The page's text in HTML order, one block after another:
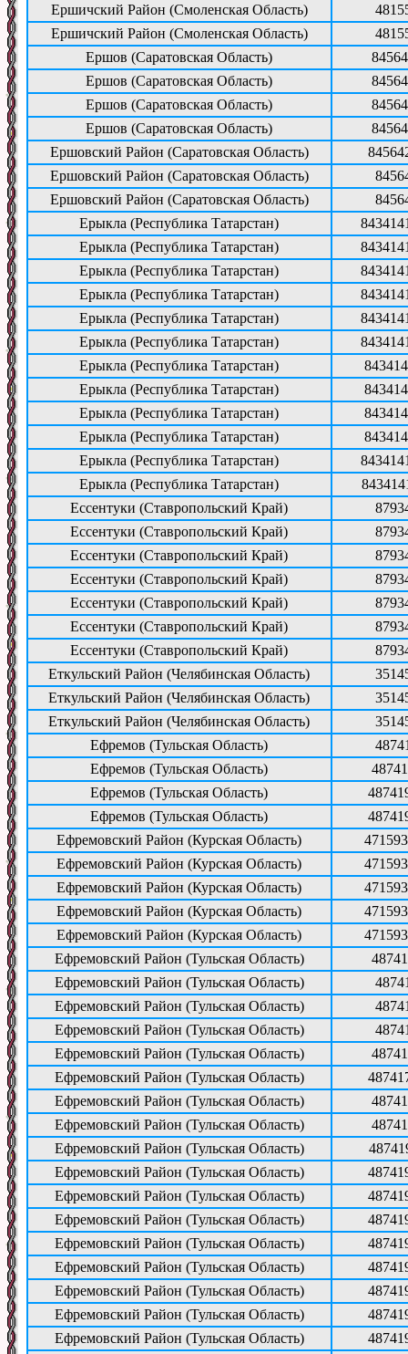
Ершичский Район (Смоленская Область)
Ершичский Район (Смоленская Область)
Ершов (Саратовская Область)
Ершов (Саратовская Область)
Ершов (Саратовская Область)
Ершов (Саратовская Область)
Ершовский Район (Саратовская Область)
Ершовский Район (Саратовская Область)
Ершовский Район (Саратовская Область)
Ерыкла (Республика Татарстан)
Ерыкла (Республика Татарстан)
Ерыкла (Республика Татарстан)
Ерыкла (Республика Татарстан)
Ерыкла (Республика Татарстан)
Ерыкла (Республика Татарстан)
Ерыкла (Республика Татарстан)
Ерыкла (Республика Татарстан)
Ерыкла (Республика Татарстан)
Ерыкла (Республика Татарстан)
Ерыкла (Республика Татарстан)
Ерыкла (Республика Татарстан)
Ессентуки (Ставропольский Край)
Ессентуки (Ставропольский Край)
Ессентуки (Ставропольский Край)
Ессентуки (Ставропольский Край)
Ессентуки (Ставропольский Край)
Ессентуки (Ставропольский Край)
Ессентуки (Ставропольский Край)
Еткульский Район (Челябинская Область)
Еткульский Район (Челябинская Область)
Еткульский Район (Челябинская Область)
Ефремов (Тульская Область)
Ефремов (Тульская Область)
Ефремов (Тульская Область)
Ефремов (Тульская Область)
Ефремовский Район (Курская Область)
Ефремовский Район (Курская Область)
Ефремовский Район (Курская Область)
Ефремовский Район (Курская Область)
Ефремовский Район (Курская Область)
Ефремовский Район (Тульская Область)
Ефремовский Район (Тульская Область)
Ефремовский Район (Тульская Область)
Ефремовский Район (Тульская Область)
Ефремовский Район (Тульская Область)
Ефремовский Район (Тульская Область)
Ефремовский Район (Тульская Область)
Ефремовский Район (Тульская Область)
Ефремовский Район (Тульская Область)
Ефремовский Район (Тульская Область)
Ефремовский Район (Тульская Область)
Ефремовский Район (Тульская Область)
Ефремовский Район (Тульская Область)
Ефремовский Район (Тульская Область)
Ефремовский Район (Тульская Область)
Ефремовский Район (Тульская Область)
Ефремовский Район (Тульская Область)